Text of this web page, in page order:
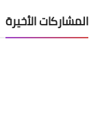
المشاركات الأخيرة